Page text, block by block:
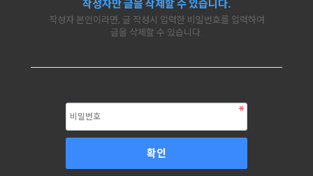
작성자만 글을 삭제할 수 있습니다.
작성자 본인이라면, 글 작성시 입력한 비밀번호를 입력하여
글을 삭제할 수 있습니다.